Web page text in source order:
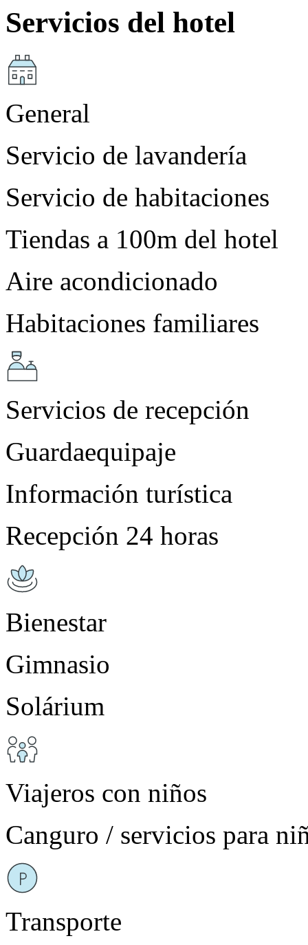
Servicios del hotel
General
Servicio de lavandería
Servicio de habitaciones
Tiendas a 100m del hotel
Aire acondicionado
Habitaciones familiares
Servicios de recepción
Guardaequipaje
Información turística
Recepción 24 horas
Bienestar
Gimnasio
Solárium
Viajeros con niños
Canguro / servicios para
Transporte